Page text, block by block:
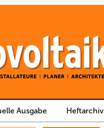
Ausgabe Heftarchiv